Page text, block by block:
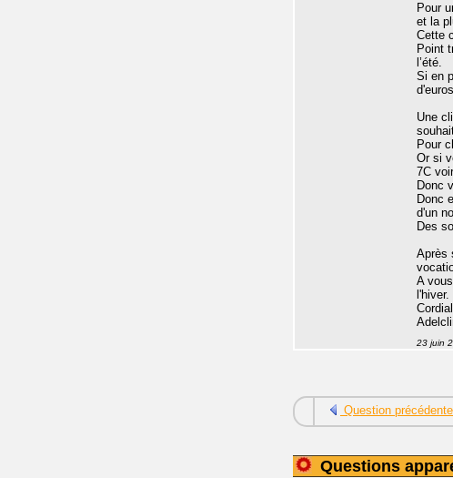
Pour
et la
Cette
Point
l’été.
Si en
Une
Pour
Or si
7C
Donc
Donc
d'un
Des
Après
A
l'hiver.
23 juin
Question précédente
Questions